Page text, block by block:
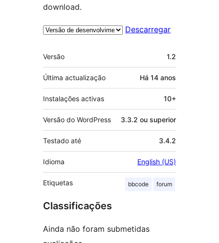
download.
Descarregar
Metadados
Versão 1.2
Última actualização Há 14 anos
Instalações activas 10+
Versão do WordPress 3.3.2 ou superior
Testado até 3.4.2
Idioma English (US)
Etiquetas bbcode forum
Classificações
Ainda não foram submetidas